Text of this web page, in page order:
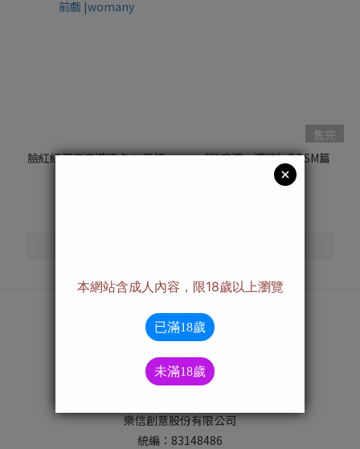
臉紅紅深度床遊牌卡： 混打
售完
《微床遊・遊慾》BDSM篇
NT$890
About us
/ 關於 我們 /
樂信創意股份有限公司
統編：83148486